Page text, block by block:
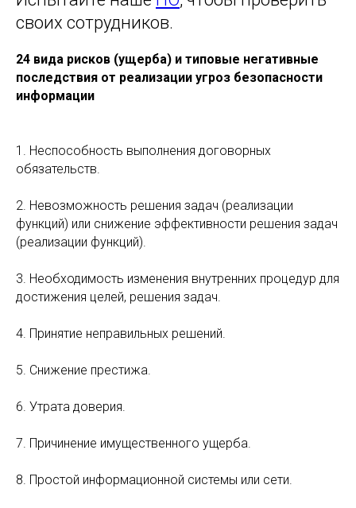
своих сотрудников.
24 вида рисков (ущерба) и типовые негативные
последствия от реализации угроз безопасности
информации
1. Неспособность выполнения договорных
обязательств.
2. Невозможность решения задач (реализации
функций) или снижение эффективности решения задач
(реализации функций).
3. Необходимость изменения внутренних процедур для
достижения целей, решения задач.
4. Принятие неправильных решений.
5. Снижение престижа.
6. Утрата доверия.
7. Причинение имущественного ущерба.
8. Простой информационной системы или сети.